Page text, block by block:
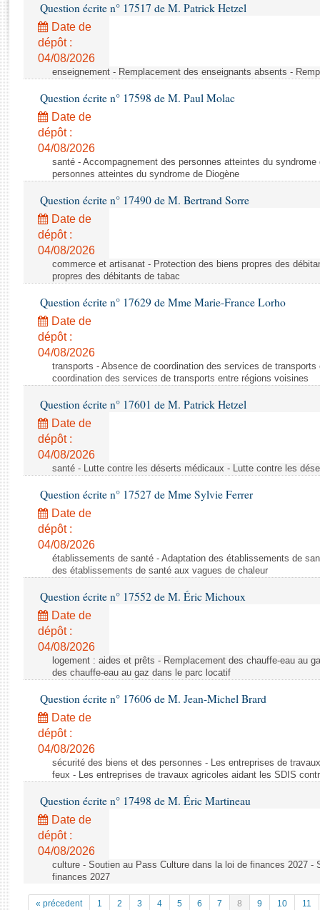
Rapports législatifs
Rapports sur l'application des lois
Baromètre de l’application des lois
Dossiers législatifs
Budget et sécurité sociale
Questions écrites et orales
Comptes rendus des débats
Question écrite n° 17517 de M. Patrick Hetzel
Date de
dépôt :
04/08/2026
enseignement - Remplacement des enseignants absents -
Question écrite n° 17598 de M. Paul Molac
Date de
dépôt :
04/08/2026
santé - Accompagnement des personnes atteintes du
personnes atteintes du syndrome de Diogène
Question écrite n° 17490 de M. Bertrand Sorre
Date de
dépôt :
04/08/2026
commerce et artisanat - Protection des biens propres des
propres des débitants de tabac
Question écrite n° 17629 de Mme Marie-France Lorho
Date de
dépôt :
04/08/2026
transports - Absence de coordination des services de
coordination des services de transports entre régions voisines
Question écrite n° 17601 de M. Patrick Hetzel
Date de
dépôt :
04/08/2026
santé - Lutte contre les déserts médicaux - Lutte contre les
Question écrite n° 17527 de Mme Sylvie Ferrer
Date de
dépôt :
04/08/2026
établissements de santé - Adaptation des établissements de
des établissements de santé aux vagues de chaleur
Question écrite n° 17552 de M. Éric Michoux
Date de
dépôt :
04/08/2026
logement : aides et prêts - Remplacement des chauffe-eau au
des chauffe-eau au gaz dans le parc locatif
Question écrite n° 17606 de M. Jean-Michel Brard
Date de
dépôt :
04/08/2026
sécurité des biens et des personnes - Les entreprises de
feux - Les entreprises de travaux agricoles aidant les SDIS
Question écrite n° 17498 de M. Éric Martineau
Date de
dépôt :
04/08/2026
culture - Soutien au Pass Culture dans la loi de finances 2027 -
finances 2027
« précedent 1 2 3 4 5 6 7 8 9 10 11